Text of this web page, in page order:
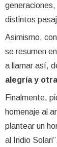
distintos
Asimismo,
se resumen
a llamar así,
alegría y
Finalmente,
homenaje al
plantear un
al Indio